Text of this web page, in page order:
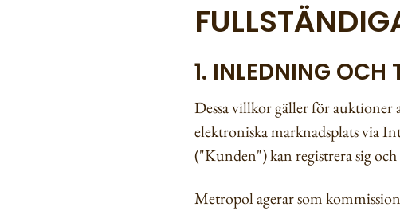
1. INLEDNING OCH
Dessa villkor gäller för
elektroniska marknadsplats via
("Kunden") kan registrera sig
Metropol agerar som